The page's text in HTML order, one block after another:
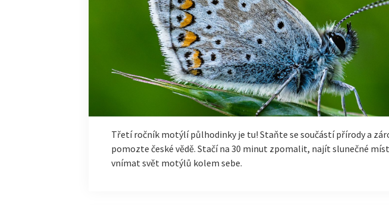
Třetí ročník motýlí půlhodinky je tu! Staňte se součástí přírody a
pomozte české vědě. Stačí na 30 minut zpomalit, najít slunečné
vnímat svět motýlů kolem sebe.